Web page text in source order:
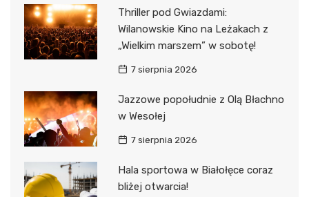
Thriller pod Gwiazdami:
Wilanowskie Kino na Leżakach z
„Wielkim marszem” w sobotę!
7 sierpnia 2026
Jazzowe popołudnie z Olą Błachno
w Wesołej
7 sierpnia 2026
Hala sportowa w Białołęce coraz
bliżej otwarcia!